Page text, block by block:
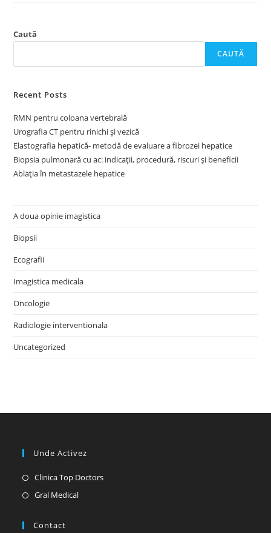
Caută
CAUTĂ
Recent Posts
RMN pentru coloana vertebrală
Urografia CT pentru rinichi și vezică
Elastografia hepatică- metodă de evaluare a fibrozei hepatice
Biopsia pulmonară cu ac: indicații, procedură, riscuri și beneficii
Ablația în metastazele hepatice
A doua opinie imagistica
Biopsii
Ecografii
Imagistica medicala
Oncologie
Radiologie interventionala
Uncategorized
Unde Activez
Clinica Top DoctorsOpens
Gral MedicalOpens
Contact